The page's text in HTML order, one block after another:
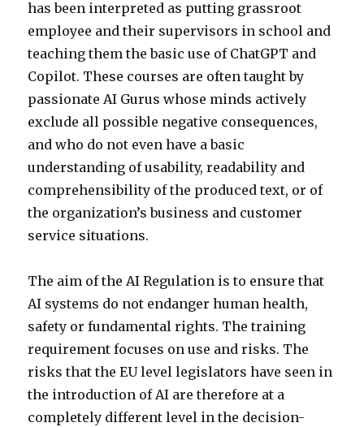
has been interpreted as putting grassroot
employee and their supervisors in school and
teaching them the basic use of ChatGPT and
Copilot. These courses are often taught by
passionate AI Gurus whose minds actively
exclude all possible negative consequences,
and who do not even have a basic
understanding of usability, readability and
comprehensibility of the produced text, or of
the organization’s business and customer
service situations.
The aim of the AI Regulation is to ensure that
AI systems do not endanger human health,
safety or fundamental rights. The training
requirement focuses on use and risks. The
risks that the EU level legislators have seen in
the introduction of AI are therefore at a
completely different level in the decision-